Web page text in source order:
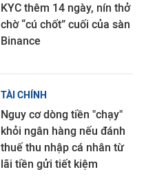
KYC thêm 14 ngày, nín thở
chờ “cú chốt” cuối của sàn
Binance
TÀI CHÍNH
Nguy cơ dòng tiền "chạy"
khỏi ngân hàng nếu đánh
thuế thu nhập cá nhân từ
lãi tiền gửi tiết kiệm